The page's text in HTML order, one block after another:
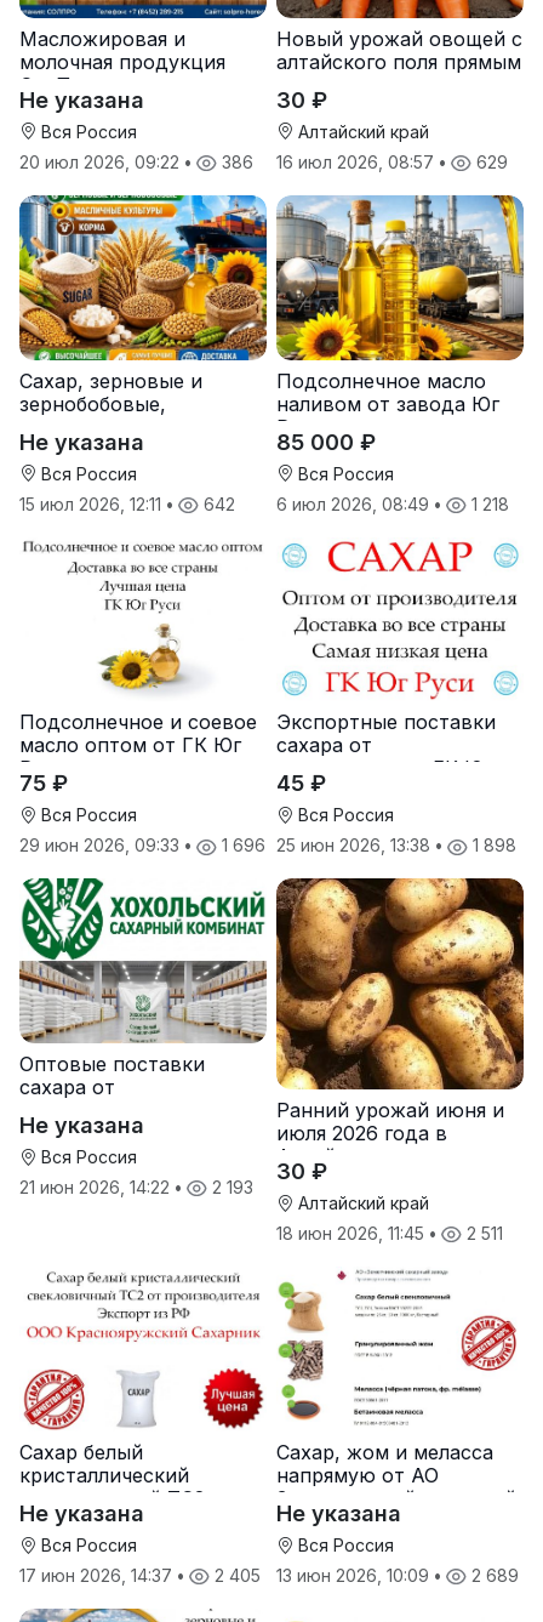
Масложировая и
молочная продукция
СолПро — экспортные
поставки
Не указана
Вся Россия
20 июл 2026, 09:22 • 386
Новый урожай овощей с
алтайского поля прямым
30 ₽
Алтайский край
16 июл 2026, 08:57 • 629
Сахар, зерновые и
зернобобовые,
корма
Не указана
Вся Россия
15 июл 2026, 12:11 • 642
Подсолнечное масло
наливом от завода Юг
Руси
85 000 ₽
Вся Россия
6 июл 2026, 08:49 • 1 218
Подсолнечное и соевое
масло оптом от ГК Юг
Руси
75 ₽
Вся Россия
29 июн 2026, 09:33 • 1 696
Экспортные поставки
сахара от
производителя ГК Юг
Руси
45 ₽
Вся Россия
25 июн 2026, 13:38 • 1 898
Оптовые поставки
сахара от
Хохольский сахарный
комбинат
Не указана
Вся Россия
21 июн 2026, 14:22 • 2 193
Ранний урожай июня и
июля 2026 года в
Алтайском крае
30 ₽
Алтайский край
18 июн 2026, 11:45 • 2 511
Сахар белый
кристаллический
свекловичный ТС2 от
производителя
Не указана
Вся Россия
17 июн 2026, 14:37 • 2 405
Сахар, жом и меласса
напрямую от АО
Земетчинский сахарный
завод
Не указана
Вся Россия
13 июн 2026, 10:09 • 2 689